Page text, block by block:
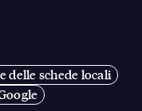
delle schede locali